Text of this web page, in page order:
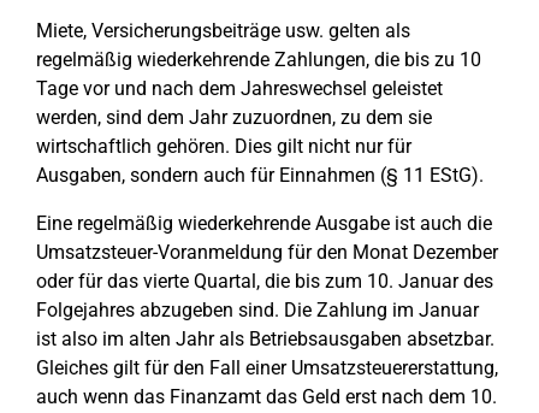
Miete, Versicherungsbeiträge usw. gelten als
regelmäßig wiederkehrende Zahlungen, die bis zu 10
Tage vor und nach dem Jahreswechsel geleistet
werden, sind dem Jahr zuzuordnen, zu dem sie
wirtschaftlich gehören. Dies gilt nicht nur für
Ausgaben, sondern auch für Einnahmen (§ 11 EStG).
Eine regelmäßig wiederkehrende Ausgabe ist auch die
Umsatzsteuer-Voranmeldung für den Monat Dezember
oder für das vierte Quartal, die bis zum 10. Januar des
Folgejahres abzugeben sind. Die Zahlung im Januar
ist also im alten Jahr als Betriebsausgaben absetzbar.
Gleiches gilt für den Fall einer Umsatzsteuererstattung,
auch wenn das Finanzamt das Geld erst nach dem 10.